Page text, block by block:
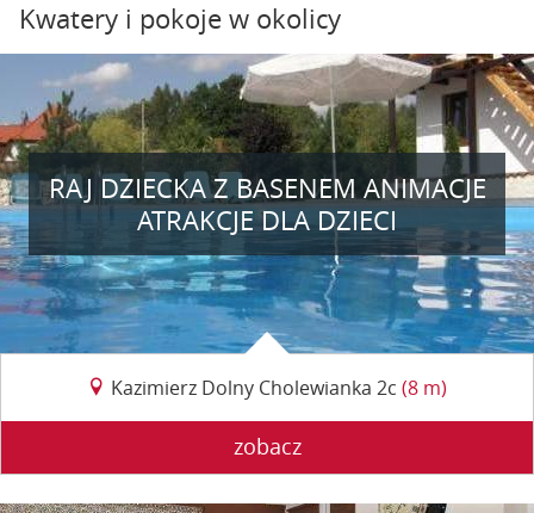
Kwatery i pokoje w okolicy
RAJ DZIECKA Z BASENEM ANIMACJE
ATRAKCJE DLA DZIECI
Kazimierz Dolny Cholewianka 2c (8 m)
zobacz